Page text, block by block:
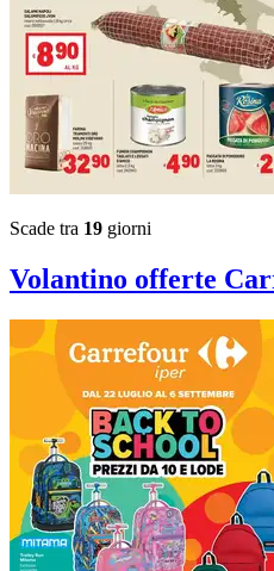
Scade tra 19 giorni
Volantino offerte